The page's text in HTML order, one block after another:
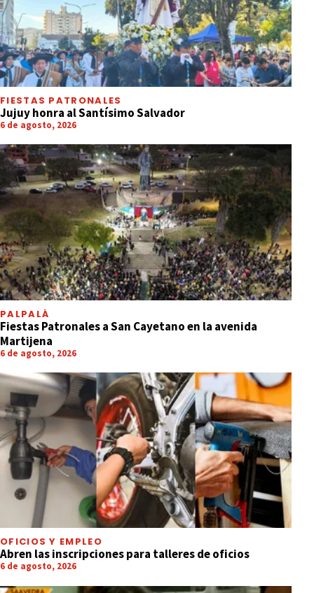
FIESTAS PATRONALES
Jujuy honra al Santísimo Salvador
6 de agosto, 2026
PALPALÁ
Fiestas Patronales a San Cayetano en la avenida
Martijena
6 de agosto, 2026
OFICIOS Y EMPLEO
Abren las inscripciones para talleres de oficios
6 de agosto, 2026